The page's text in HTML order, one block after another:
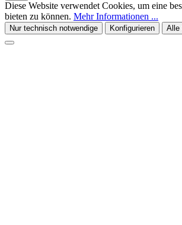
Diese Website verwendet Cookies, um eine
bieten zu können. Mehr Informationen ...
Nur technisch notwendige Konfigurieren Alle